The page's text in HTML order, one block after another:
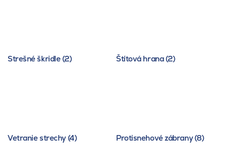
Strešné škridle (2) Štítová hrana (2)
Vetranie strechy (4) Protisnehové zábrany (8)